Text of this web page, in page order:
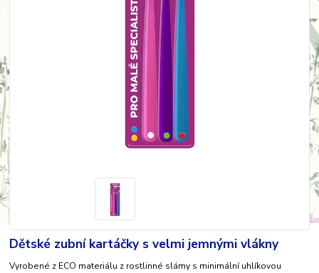
Dětské zubní kartáčky s velmi jemnými vlákny
Vyrobené z ECO materiálu z rostlinné slámy s minimální uhlíkovou